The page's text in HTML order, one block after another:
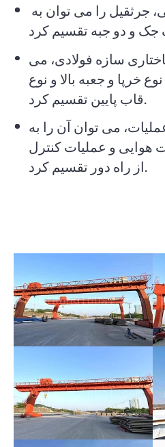
سازه فولادی، می
خرپا و جعبه بالا و نوع
قاب پایین تقسیم کرد.
می توان آن را به
هوایی و عملیات کنترل
از راه دور تقسیم کرد.